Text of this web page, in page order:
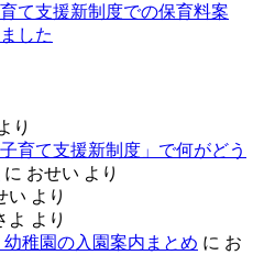
て支援新制度での保育料案
した
り
育て支援新制度」で何がどう
に おせい より
い より
よ より
幼稚園の入園案内まとめ に お